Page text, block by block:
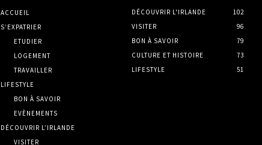
ACCUEIL
S’EXPATRIER
ETUDIER
LOGEMENT
TRAVAILLER
LIFESTYLE
BON À SAVOIR
EVÈNEMENTS
DÉCOUVRIR L’IRLANDE
VISITER
DÉCOUVRIR L'IRLANDE
102
VISITER
96
BON À SAVOIR
79
CULTURE ET HISTOIRE
73
LIFESTYLE
51